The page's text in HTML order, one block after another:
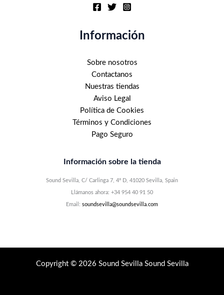
Información
Sobre nosotros
Contactanos
Nuestras tiendas
Aviso Legal
Política de Cookies
Términos y Condiciones
Pago Seguro
Información sobre la tienda
Sound Sevilla, C/ Carlinga 7, 4º D, 41020 Sevilla, Spain
Llámanos ahora: +34 954 40 91 50
Email: soundsevilla@soundsevilla.com
Copyright © 2026 Sound Sevilla Sound Sevilla